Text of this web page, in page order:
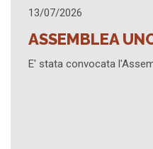
Nazionale Uncc